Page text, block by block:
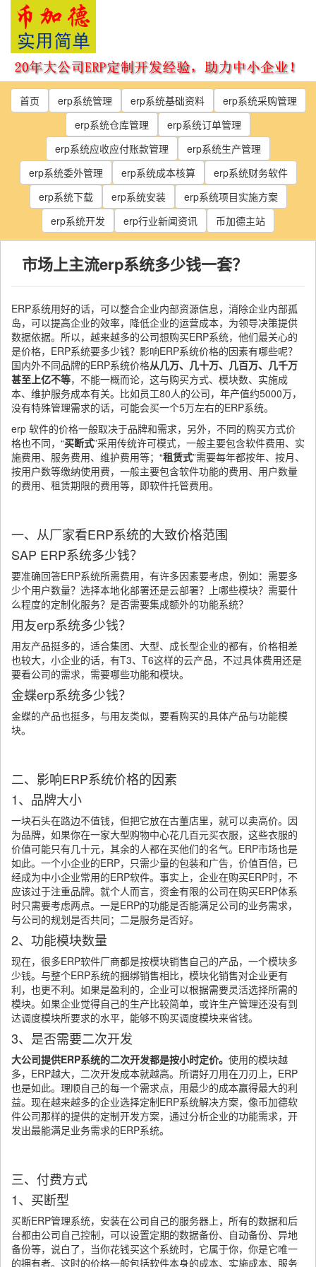
Skip
content
首页 erp系统管理 erp系统基础资料
erp系统采购管理
erp系统仓库管理
erp系统订单管理
erp系统应收应付账款管理
erp系统生产管理
erp系统委外管理
erp系统成本核算
erp系统财务软件
erp系统下载
erp系统安装
erp系统项目实施方案
erp系统开发
erp行业新闻资讯 币加德主站
市场上主流erp系统多少钱一套？
ERP系统用好的话，可以整合企业内部资源信息，消除企业内部孤
岛，可以提高企业的效率，降低企业的运营成本，为领导决策提供
数据依据。所以，越来越多的公司想购买ERP系统，他们最关心的
是价格，ERP系统要多少钱？影响ERP系统价格的因素有哪些呢？
国内外不同品牌的ERP系统价格从几万、几十万、几百万、几千万
甚至上亿不等，不能一概而论，这与购买方式、模块数、实施成
本、维护服务成本有关。比如员工80人的公司，年产值约5000万，
没有特殊管理需求的话，可能会买一个5万左右的ERP系统。
erp 软件的价格一般取决于品牌和需求，另外，不同的购买方式价
格也不同，“买断式”采用传统许可模式，一般主要包含软件费用、实
施费用、服务费用、维护费用等；“租赁式”需要每年都按年、按月、
按用户数等缴纳使用费，一般主要包含软件功能的费用、用户数量
的费用、租赁期限的费用等，即软件托管费用。
一、从厂家看ERP系统的大致价格范围
SAP ERP系统多少钱？
要准确回答ERP系统所需费用，有许多因素要考虑，例如：需要多
少个用户数量？选择本地化部署还是云部署？上哪些模块？需要什
么程度的定制化服务？是否需要集成额外的功能系统？
用友erp系统多少钱？
用友产品挺多的，适合集团、大型、成长型企业的都有，价格相差
也较大，小企业的话，有T3、T6这样的云产品，不过具体费用还是
要看公司的需求，需要哪些功能和模块。
金蝶erp系统多少钱？
金蝶的产品也挺多，与用友类似，要看购买的具体产品与功能模
块。
二、影响ERP系统价格的因素
1、品牌大小
一块石头在路边不值钱，但把它放在古董店里，就可以卖高价。因
为品牌，如果你在一家大型购物中心花几百元买衣服，这些衣服的
价值可能只有几十元，其余的人都在买他们的名气。ERP市场也是
如此。一个小企业的ERP，只需少量的包装和广告，价值百倍，已
经成为中小企业常用的ERP软件。事实上，企业在购买ERP时，不
应该过于注重品牌。就个人而言，资金有限的公司在购买ERP体系
时只需要考虑两点。一是ERP的功能是否能满足公司的业务需求，
与公司的规划是否共同；二是服务是否好。
2、功能模块数量
现在，很多ERP软件厂商都是按模块销售自己的产品，一个模块多
少钱。与整个ERP系统的捆绑销售相比，模块化销售对企业更有
利，也更不利。如果是盈利的，企业可以根据需要灵活选择所需的
模块。如果企业觉得自己的生产比较简单，或许生产管理还没有到
达调度模块所要求的水平，能够不购买调度模块来省钱。
3、是否需要二次开发
大公司提供ERP系统的二次开发都是按小时定价。 使用的模块越
多，ERP越大，二次开发成本就越高。所谓好刀用在刀刃上，ERP
也是如此。理顺自己的每一个需求点，用最少的成本赢得最大的利
益。现在越来越多的企业选择定制ERP系统解决方案，像币加德软
件公司那样的提供的定制开发方案，通过分析企业的功能需求，开
发出最能满足业务需求的ERP系统。
三、付费方式
1、买断型
买断ERP管理系统，安装在公司自己的服务器上，所有的数据和后
台都由公司自己控制，可以设置定期的数据备份、自动备份、异地
备份等，说白了，当你花钱买这个系统时，它属于你，你是它唯一
的拥有者。这时的价格一般包括软件本身的成本、实施成本、服务